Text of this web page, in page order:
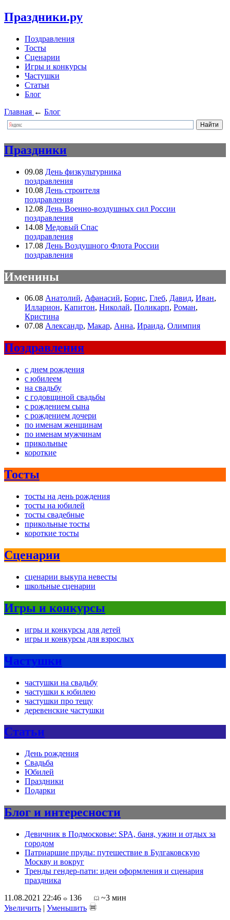
Праздники.ру
Поздравления
Тосты
Сценарии
Игры и конкурсы
Частушки
Статьи
Блог
Главная ← Блог
Праздники
09.08 День физкультурника
поздравления
10.08 День строителя
поздравления
12.08 День Военно-воздушных сил России
поздравления
14.08 Медовый Спас
поздравления
17.08 День Воздушного Флота России
поздравления
Именины
06.08 Анатолий, Афанасий, Борис, Глеб, Давид, Иван,
Илларион, Капитон, Николай, Поликарп, Роман,
Кристина
07.08 Александр, Макар, Анна, Ираида, Олимпия
Поздравления
с днем рождения
с юбилеем
на свадьбу
с годовщиной свадьбы
с рождением сына
с рождением дочери
по именам женщинам
по именам мужчинам
прикольные
короткие
Тосты
тосты на день рождения
тосты на юбилей
тосты свадебные
прикольные тосты
короткие тосты
Сценарии
сценарии выкупа невесты
школьные сценарии
Игры и конкурсы
игры и конкурсы для детей
игры и конкурсы для взрослых
Частушки
частушки на свадьбу
частушки к юбилею
частушки про тещу
деревенские частушки
Статьи
День рождения
Свадьба
Юбилей
Праздники
Подарки
Блог и интересности
Девичник в Подмосковье: SPA, баня, ужин и отдых за
городом
Патриаршие пруды: путешествие в Булгаковскую
Москву и вокруг
Тренды гендер-пати: идеи оформления и сценария
праздника
11.08.2021 22:46
136
~3 мин
Увеличить | Уменьшить